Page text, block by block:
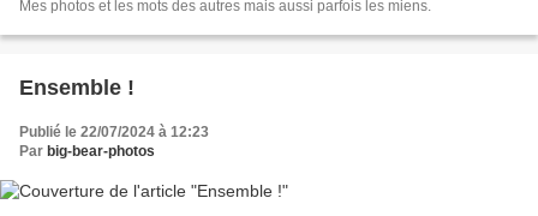
Mes photos et les mots des autres mais aussi parfois les miens.
Ensemble !
Publié le 22/07/2024 à 12:23
Par big-bear-photos